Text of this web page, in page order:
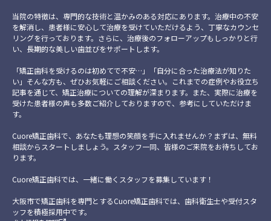
当院の特徴は、専門的な技術と温かみのある対応にあります。治療中の不安
を解消し、患者様に安心して治療を受けていただけるよう、丁寧なカウンセ
リングを行っております。さらに、治療後のフォローアップもしっかりと行
い、長期的な美しい歯並びをサポートします。
「矯正歯科を受けるのは初めてで不安…」「自分に合った治療法が知りた
い」そんな方も、ぜひお気軽にご相談ください。これまでの症例やお役立ち
記事を通じて、矯正治療についての理解が深まります。また、実際に治療を
受けた患者様の声も多数ご紹介しておりますので、参考にしていただけま
す。
Cuore矯正歯科で、あなたも理想の笑顔を手に入れませんか？まずは、無料
相談からスタートしましょう。スタッフ一同、皆様のご来院をお待ちしてお
ります。
Cuore矯正歯科では、一緒に働くスタッフを募集しています！
大阪市で矯正歯科を専門とするCuore矯正歯科では、歯科衛生士や受付スタ
ッフを積極採用中です。